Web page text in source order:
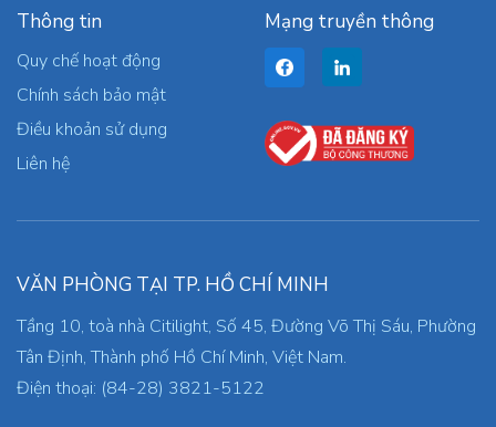
Thông tin
Quy chế hoạt động
Chính sách bảo mật
Điều khoản sử dụng
Liên hệ
Mạng truyền thông
VĂN PHÒNG TẠI TP. HỒ CHÍ MINH
Tầng 10, toà nhà Citilight, Số 45, Đường Võ Thị Sáu, Phường
Tân Định, Thành phố Hồ Chí Minh, Việt Nam.
Điện thoại: (84-28) 3821-5122